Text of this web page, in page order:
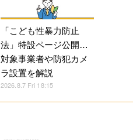
「こども性暴力防止
法」特設ページ公開…
対象事業者や防犯カメ
ラ設置を解説
2026.8.7 Fri 18:15